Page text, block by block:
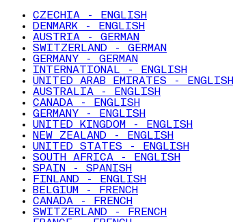
CZECHIA - ENGLISH
DENMARK - ENGLISH
AUSTRIA - GERMAN
SWITZERLAND - GERMAN
GERMANY - GERMAN
INTERNATIONAL - ENGLISH
UNITED ARAB EMIRATES - ENGLISH
AUSTRALIA - ENGLISH
CANADA - ENGLISH
GERMANY - ENGLISH
UNITED KINGDOM - ENGLISH
NEW ZEALAND - ENGLISH
UNITED STATES - ENGLISH
SOUTH AFRICA - ENGLISH
SPAIN - SPANISH
FINLAND - ENGLISH
BELGIUM - FRENCH
CANADA - FRENCH
SWITZERLAND - FRENCH